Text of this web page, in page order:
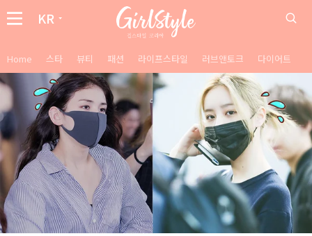
KR
Home 스타 뷰티 패션 라이프스타일 러브앤토크 다이어트